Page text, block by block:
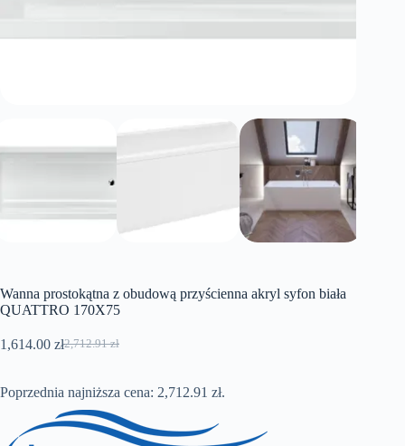
Wanna prostokątna z obudową przyścienna akryl syfon biała
QUATTRO 170X75
2,712.91zł
Pierwotna
2,712.91 zł.
1,614.00 złAktualna
1,614.00 zł.
Poprzednia najniższa cena: 2,712.91 zł.